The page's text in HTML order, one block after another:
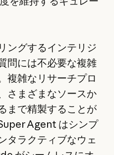
ングするインテリジ
問には不必要な複雑
複雑なリサーチプロ
さまざまなソースか
まで精製することが
Agent はシンプ
タラクティブなウェ